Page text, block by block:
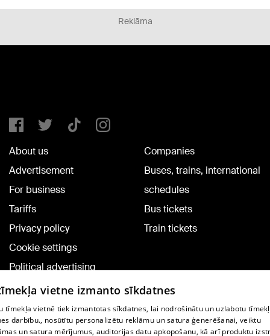
Reklāma
About us
Advertisement
For business
Tariffs
Privacy policy
Cookie settings
Political advertising
Cookie policy
Commenting terms
Companies
Buses, trains, international
schedules
Bus tickets
Train tickets
vietne izmanto sīkdatnes
tīmekļa vietnē tiek izmantotas sīkdatnes, lai nodrošinātu un uzlabotu
darbību., nosūtītu personalizētu reklāmu un satura ģenerēšanai, veiktu
un satura mērījumus, auditorijas datu apkopošanu, kā arī produktu